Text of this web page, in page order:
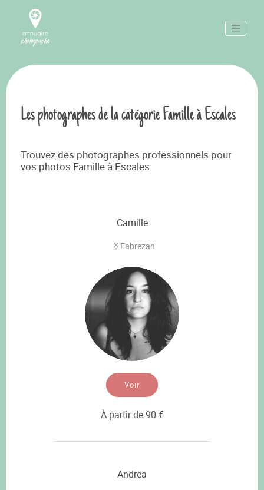
Les photographes de la catégorie Famille à Escales
Trouvez des photographes professionnels pour
vos photos Famille à Escales
Camille
Fabrezan
Voir
À partir de 90 €
Andrea